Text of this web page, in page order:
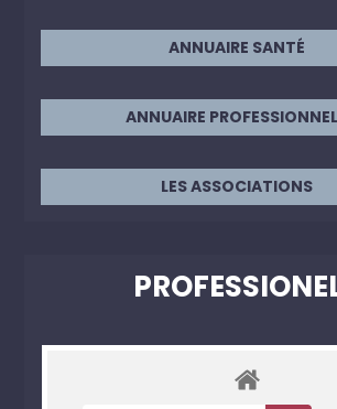
ANNUAIRE SANTÉ
ANNUAIRE
LES ASSOCIATIONS